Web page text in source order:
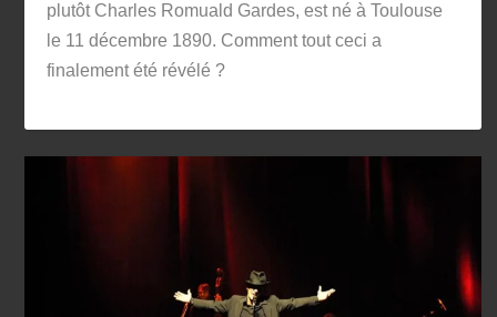
plutôt Charles Romuald Gardes, est né à Toulouse
le 11 décembre 1890. Comment tout ceci a
finalement été révélé ?